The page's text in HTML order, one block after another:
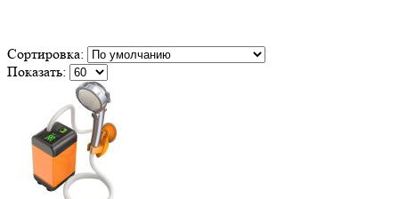
Сортировка:
Показать: